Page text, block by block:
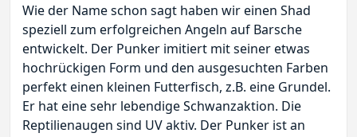
Wie der Name schon sagt haben wir einen Shad
speziell zum erfolgreichen Angeln auf Barsche
entwickelt. Der Punker imitiert mit seiner etwas
hochrückigen Form und den ausgesuchten Farben
perfekt einen kleinen Futterfisch, z.B. eine Grundel.
Er hat eine sehr lebendige Schwanzaktion. Die
Reptilienaugen sind UV aktiv. Der Punker ist an